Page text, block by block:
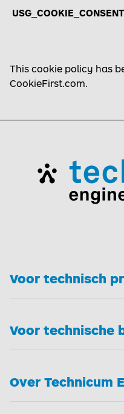
USG_COOKIE_CONSENT
This cookie policy has
CookieFirst.com.
Voor technisch
Voor technische
Over Technicum